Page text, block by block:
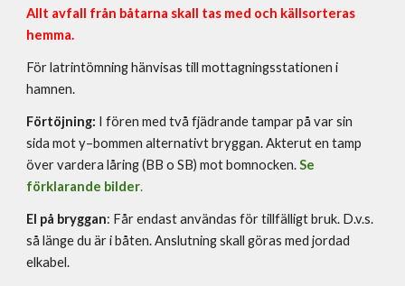
Allt avfall från båtarna skall tas med och källsorteras
hemma.
För latrintömning hänvisas till mottagningsstationen i
hamnen.
Förtöjning: I fören med två fjädrande tampar på var sin
sida mot y–bommen alternativt bryggan. Akterut en tamp
över vardera låring (BB o SB) mot bomnocken.Se
förklarande bilder.
El på bryggan: Får endast användas för tillfälligt bruk. D.v.s.
så länge du är i båten. Anslutning skall göras med jordad
elkabel.